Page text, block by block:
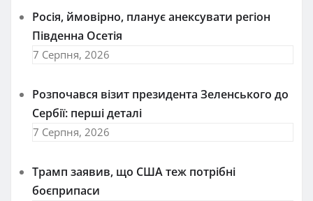
Росія, ймовірно, планує анексувати регіон
Південна Осетія
7 Серпня, 2026
Розпочався візит президента Зеленського до
Сербії: перші деталі
7 Серпня, 2026
Трамп заявив, що США теж потрібні
боєприпаси